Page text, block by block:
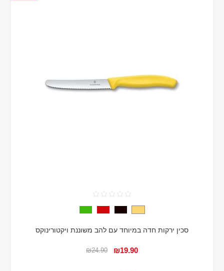
סכין ירקות חדה במיוחד עם להב משוננת ויקטורינוקס
₪19.90
₪24.90